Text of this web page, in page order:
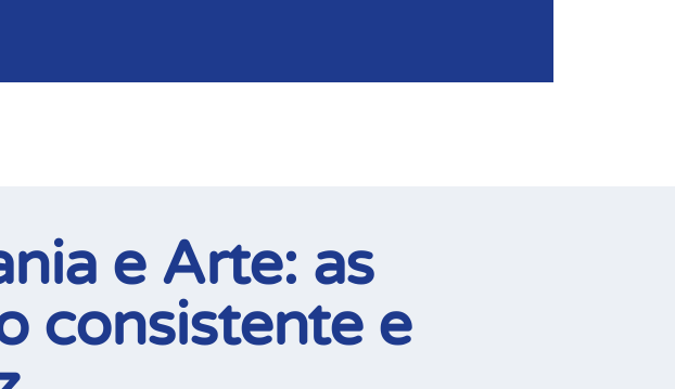
e Arte: as
consistente e